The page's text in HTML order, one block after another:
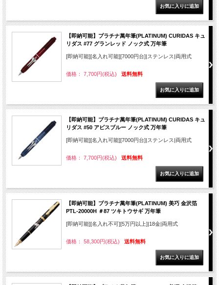
【即納可能】プラチナ萬年筆(PLATINUM) CURIDAS キュ
リダス #77 グランレッド ノック式 万年筆
[即納可能][名入れ可能][7000円台]|ステンレス|両用式
価格： 7,700円(税込) 送料無料
【即納可能】プラチナ萬年筆(PLATINUM) CURIDAS キュ
リダス #50 アビスブルー ノック式 万年筆
[即納可能][名入れ可能][7000円台]|ステンレス|両用式
価格： 7,700円(税込) 送料無料
【即納可能】プラチナ萬年筆(PLATINUM) 美巧 金沢箔
PTL-20000H ＃87 ツキトウサギ 万年筆
[即納可能][名入れ不可][5万円以上]|18金|両用式
価格： 58,300円(税込) 送料無料